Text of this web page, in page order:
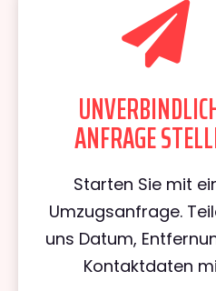
ANFRAGE
Starten Sie mit
Umzugsanfrage.
uns Datum,
Kontaktdaten